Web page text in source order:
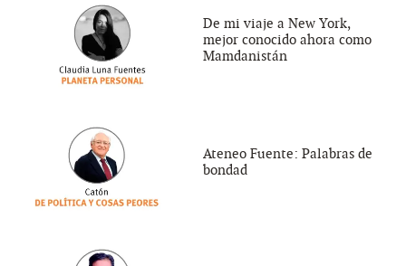
De mi viaje a New York,
mejor conocido ahora como
Mamdanistán
Ateneo Fuente: Palabras de
bondad